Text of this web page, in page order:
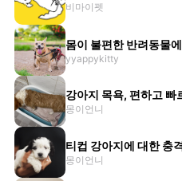
비마이펫
몸이 불편한 반려동물
yyappykitty
강아지 목욕, 편하고 빠
몽이언니
티컵 강아지에 대한 충
몽이언니